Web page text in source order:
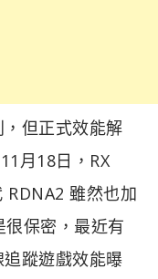
但正式效能解
月18日，RX
RDNA2 雖然也加
很保密，最近有
蹤遊戲效能曝